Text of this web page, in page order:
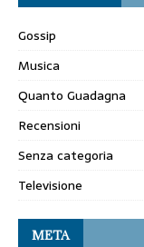
Gossip
Musica
Quanto Guadagna
Recensioni
Senza categoria
Televisione
META